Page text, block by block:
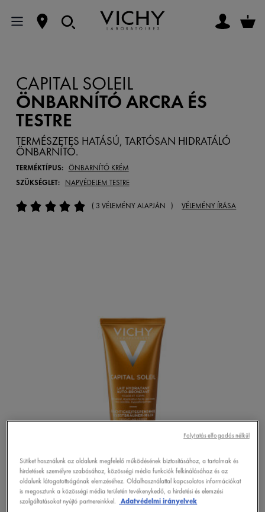
CAPITAL SOLEIL
ÖNBARNÍTÓ ARCRA ÉS
TESTRE
TERMÉSZETES HATÁSÚ, TARTÓSAN HIDRATÁLÓ
ÖNBARNÍTÓ.
TERMÉKTÍPUS: ÖNBARNÍTÓ KRÉM
SZÜKSÉGLET:
NAPVÉDELEM TESTRE
( 3 VÉLEMÉNY ALAPJÁN ) VÉLEMÉNY ÍRÁSA
Sütiket használunk az oldalunk megfelelő működésének biztosításához, a tartalmak és
hirdetések személyre szabásához, közösségi média funkciók felkínálásához és az
oldalunk látogatottságának elemzéséhez. Oldalhasználattal kapcsolatos információkat
is megosztunk a közösségi média területén tevékenykedő, a hirdetési és elemzési
szolgáltatásokat nyújtó partnereinkkel.
Adatvédelmi irányelvek
Folytatás elfogadás nélkül